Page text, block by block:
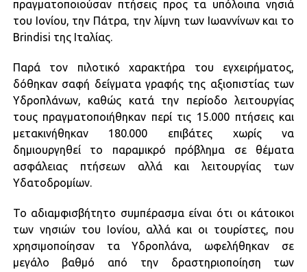
πραγματοποιούσαν πτήσεις προς τα υπόλοιπα νησιά
του Ιονίου, την Πάτρα, την λίμνη των Ιωαννίνων και το
Brindisi της Ιταλίας.
Παρά τον πιλοτικό χαρακτήρα του εγχειρήματος,
δόθηκαν σαφή δείγματα γραφής της αξιοπιστίας των
Υδροπλάνων, καθώς κατά την περίοδο λειτουργίας
τους πραγματοποιήθηκαν περί τις 15.000 πτήσεις και
μετακινήθηκαν ‪180.000‬ επιβάτες χωρίς να
δημιουργηθεί το παραμικρό πρόβλημα σε θέματα
ασφάλειας πτήσεων αλλά και λειτουργίας των
Υδατοδρομίων.
Το αδιαμφισβήτητο συμπέρασμα είναι ότι οι κάτοικοι
των νησιών του Ιονίου, αλλά και οι τουρίστες, που
χρησιμοποίησαν τα Υδροπλάνα, ωφελήθηκαν σε
μεγάλο βαθμό από την δραστηριοποίηση των